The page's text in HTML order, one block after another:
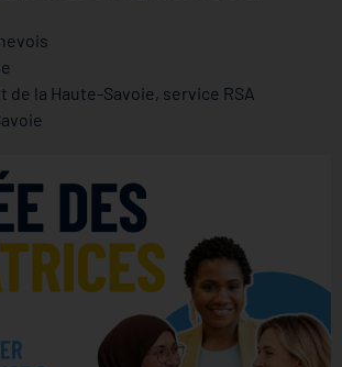
de la Haute-Savoie, service RSA